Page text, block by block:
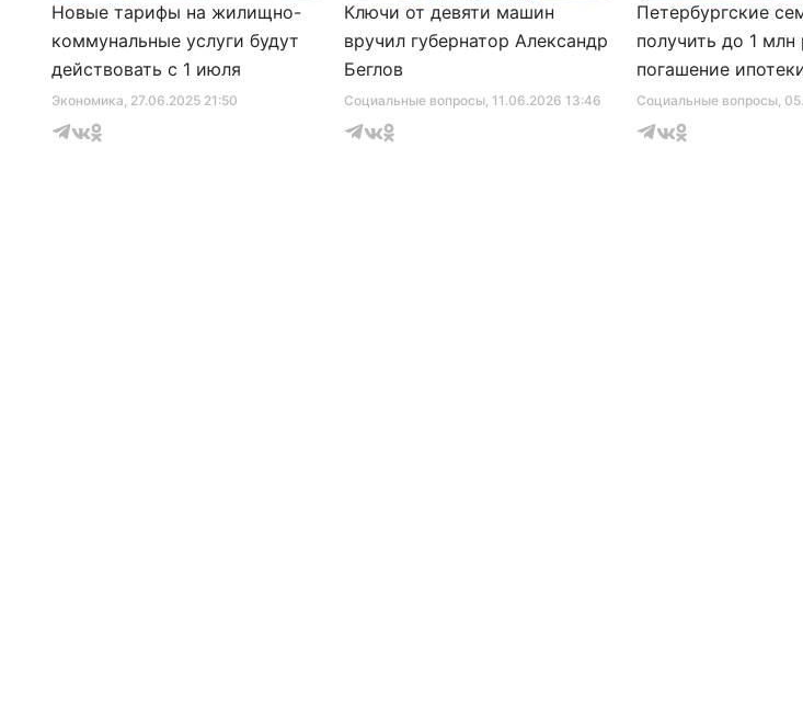
Экономика, 27.06.2025 21:50
Новые тарифы на жилищно-
коммунальные услуги будут
действовать с 1 июля
Социальные вопросы, 11.06.2026 13:46
Ключи от девяти машин
вручил губернатор Александр
Беглов
Социальные вопросы,
Петербургские
получить до 1 млн
погашение